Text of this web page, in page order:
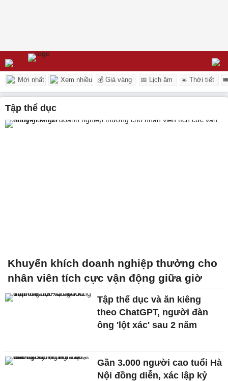
Mới nhất Xem nhiều 💰 Giá vàng 📅 Lịch âm ☀️ Thời tiết
tập thể dục
Khuyến khích doanh nghiệp thưởng cho
nhân viên tích cực vận động giữa giờ
Tập thể dục và ăn kiêng
theo ChatGPT, người đàn
ông 'lột xác' sau 2 năm
Gần 3.000 người cao tuổi Hà
Nội đồng diễn, xác lập kỷ